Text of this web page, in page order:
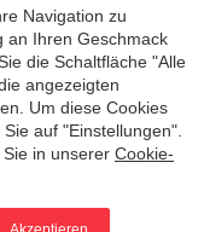
Navigation zu
an Ihren Geschmack
die Schaltfläche "Alle
angezeigten
Um diese Cookies
auf "Einstellungen".
in unserer Cookie-